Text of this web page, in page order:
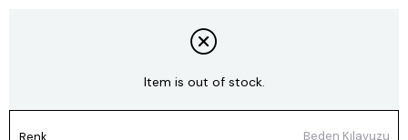
Item is out of stock.
Renk Beden Kılavuzu